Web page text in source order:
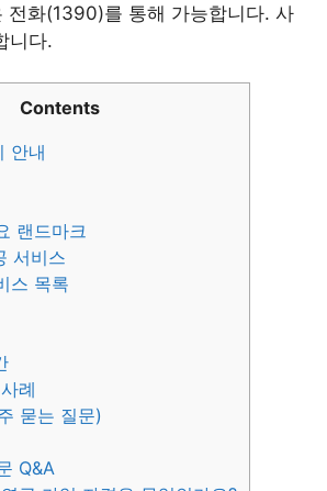
전화(1390)를 통해 가능합니다. 사
니다.
Contents
안내
랜드마크
서비스
스 목록
례
묻는 질문)
Q&A